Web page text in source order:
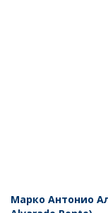
Марко Антонио